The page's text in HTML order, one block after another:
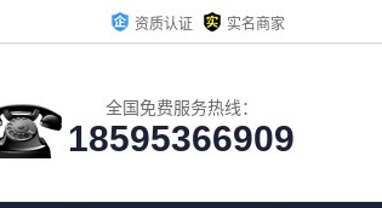
资质认证 实名商家
全国免费服务热线：
18595366909